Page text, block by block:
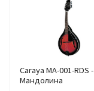
Caraya MA-001-RDS -
Мандолина